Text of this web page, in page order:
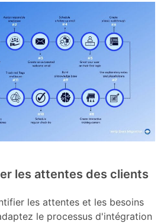
les attentes des clients
les attentes et les besoins
le processus d'intégration